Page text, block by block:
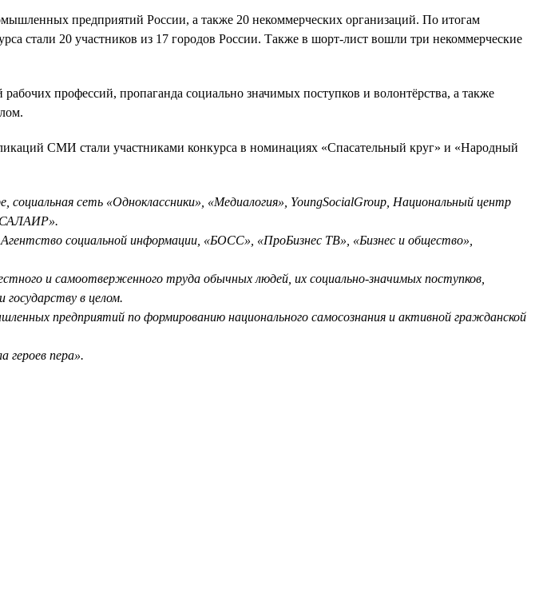
предприятий России, а также 20 некоммерческих организаций. По итогам
стали 20 участников из 17 городов России. Также в шорт-лист вошли три некоммерческие
профессий, пропаганда социально значимых поступков и волонтёрства, а также
СМИ стали участниками конкурса в номинациях «Спасательный круг» и «Народный
сеть «Одноклассники», «Медиалогия», YoungSocialGroup, Национальный центр
социальной информации, «БОСС», «ПроБизнес ТВ», «Бизнес и общество»,
и самоотверженного труда обычных людей, их социально-значимых поступков,
государству в целом.
предприятий по формированию национального самосознания и активной гражданской
героев пера».